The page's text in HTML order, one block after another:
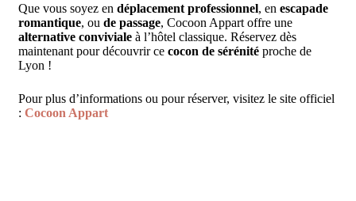
Que vous soyez endéplacement professionnel, enescapade
romantique, oude passage, Cocoon Appart offre une
alternative conviviale à l’hôtel classique. Réservez dès
maintenant pour découvrir cecocon de sérénité proche de
Lyon !
Pour plus d’informations ou pour réserver, visitez le site officiel
:Cocoon Appart